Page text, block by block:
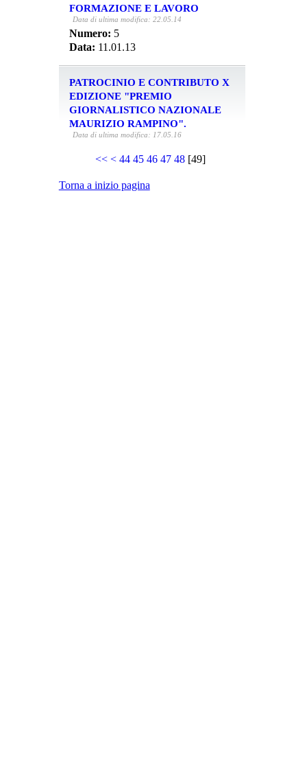
FORMAZIONE E LAVORO
Data di ultima modifica: 22.05.14
Numero: 5
Data: 11.01.13
PATROCINIO E CONTRIBUTO X
EDIZIONE "PREMIO
GIORNALISTICO NAZIONALE
MAURIZIO RAMPINO".
Data di ultima modifica: 17.05.16
<< < 44 45 46 47 48 [49]
Torna a inizio pagina